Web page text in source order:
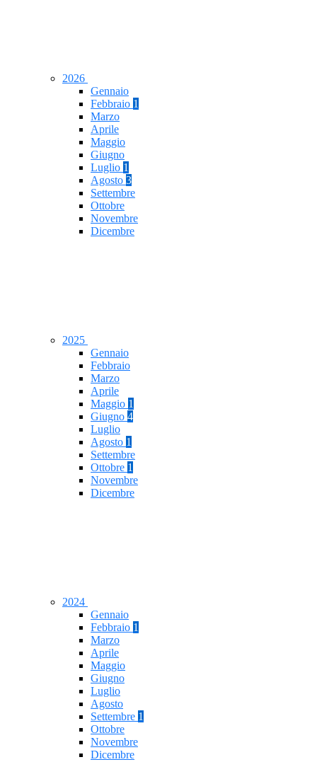
2026
Gennaio
Febbraio 1
Marzo
Aprile
Maggio
Giugno
Luglio 1
Agosto 3
Settembre
Ottobre
Novembre
Dicembre
2025
Gennaio
Febbraio
Marzo
Aprile
Maggio 1
Giugno 4
Luglio
Agosto 1
Settembre
Ottobre 1
Novembre
Dicembre
2024
Gennaio
Febbraio 1
Marzo
Aprile
Maggio
Giugno
Luglio
Agosto
Settembre 1
Ottobre
Novembre
Dicembre